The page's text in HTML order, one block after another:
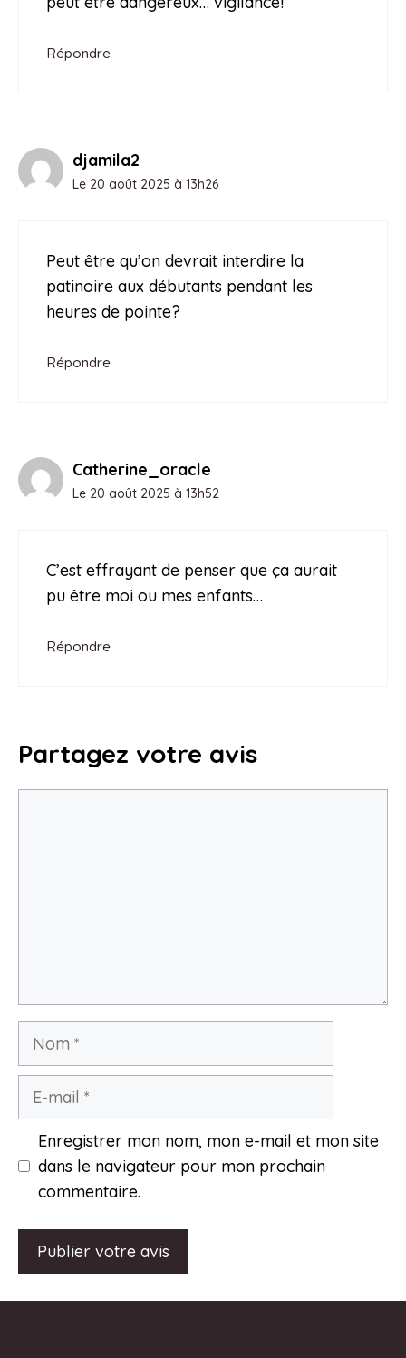
Répondre
djamila2
Le 20 août 2025 à 13h26
Peut être qu’on devrait interdire la
patinoire aux débutants pendant les
heures de pointe?
Répondre
Catherine_oracle
Le 20 août 2025 à 13h52
C’est effrayant de penser que ça aurait
pu être moi ou mes enfants…
Répondre
Partagez votre avis
Nom
Enregistrer mon nom, mon e-mail et mon site
dans le navigateur pour mon prochain
commentaire.